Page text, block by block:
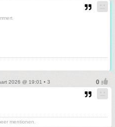
2026 @ 19:01 • 3
mentionen.